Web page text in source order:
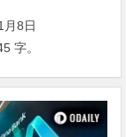
月8日
字。